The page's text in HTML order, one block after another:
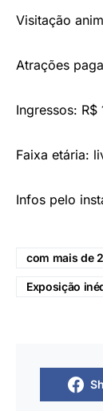
Visitação
Atrações
Ingressos:
Faixa etária:
Infos pelo
com mais de
Exposição